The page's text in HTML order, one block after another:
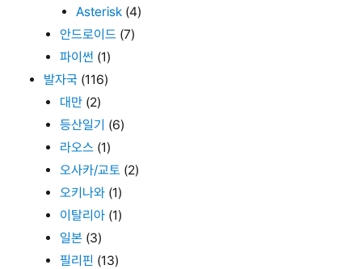
Asterisk (4)
안드로이드 (7)
파이썬 (1)
발자국 (116)
대만 (2)
등산일기 (6)
라오스 (1)
오사카/교토 (2)
오키나와 (1)
이탈리아 (1)
일본 (3)
필리핀 (13)